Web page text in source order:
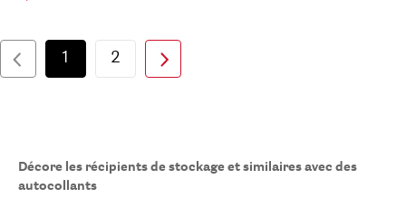
1 2
Décore les récipients de stockage et similaires avec des
autocollants